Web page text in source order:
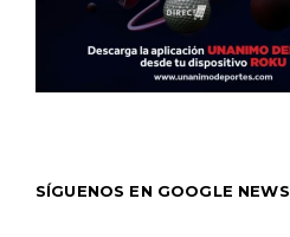
SÍGUENOS EN GOOGLE NEWS